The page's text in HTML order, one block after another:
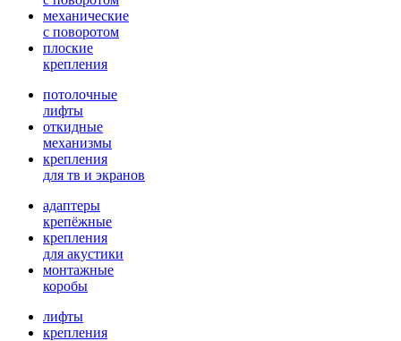
механические
с поворотом
плоские
крепления
потолочные
лифты
откидные
механизмы
крепления
для тв и экранов
адаптеры
крепёжные
крепления
для акустики
монтажные
коробы
лифты
крепления